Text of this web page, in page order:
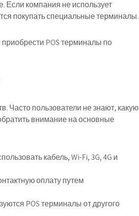
Если компания не использует
покупать специальные терминалы.
POS терминалы по
Часто пользователи не знают, какую
внимание на основные
кабель, Wi-Fi, 3G, 4G и
оплату путем
POS терминалы от другого